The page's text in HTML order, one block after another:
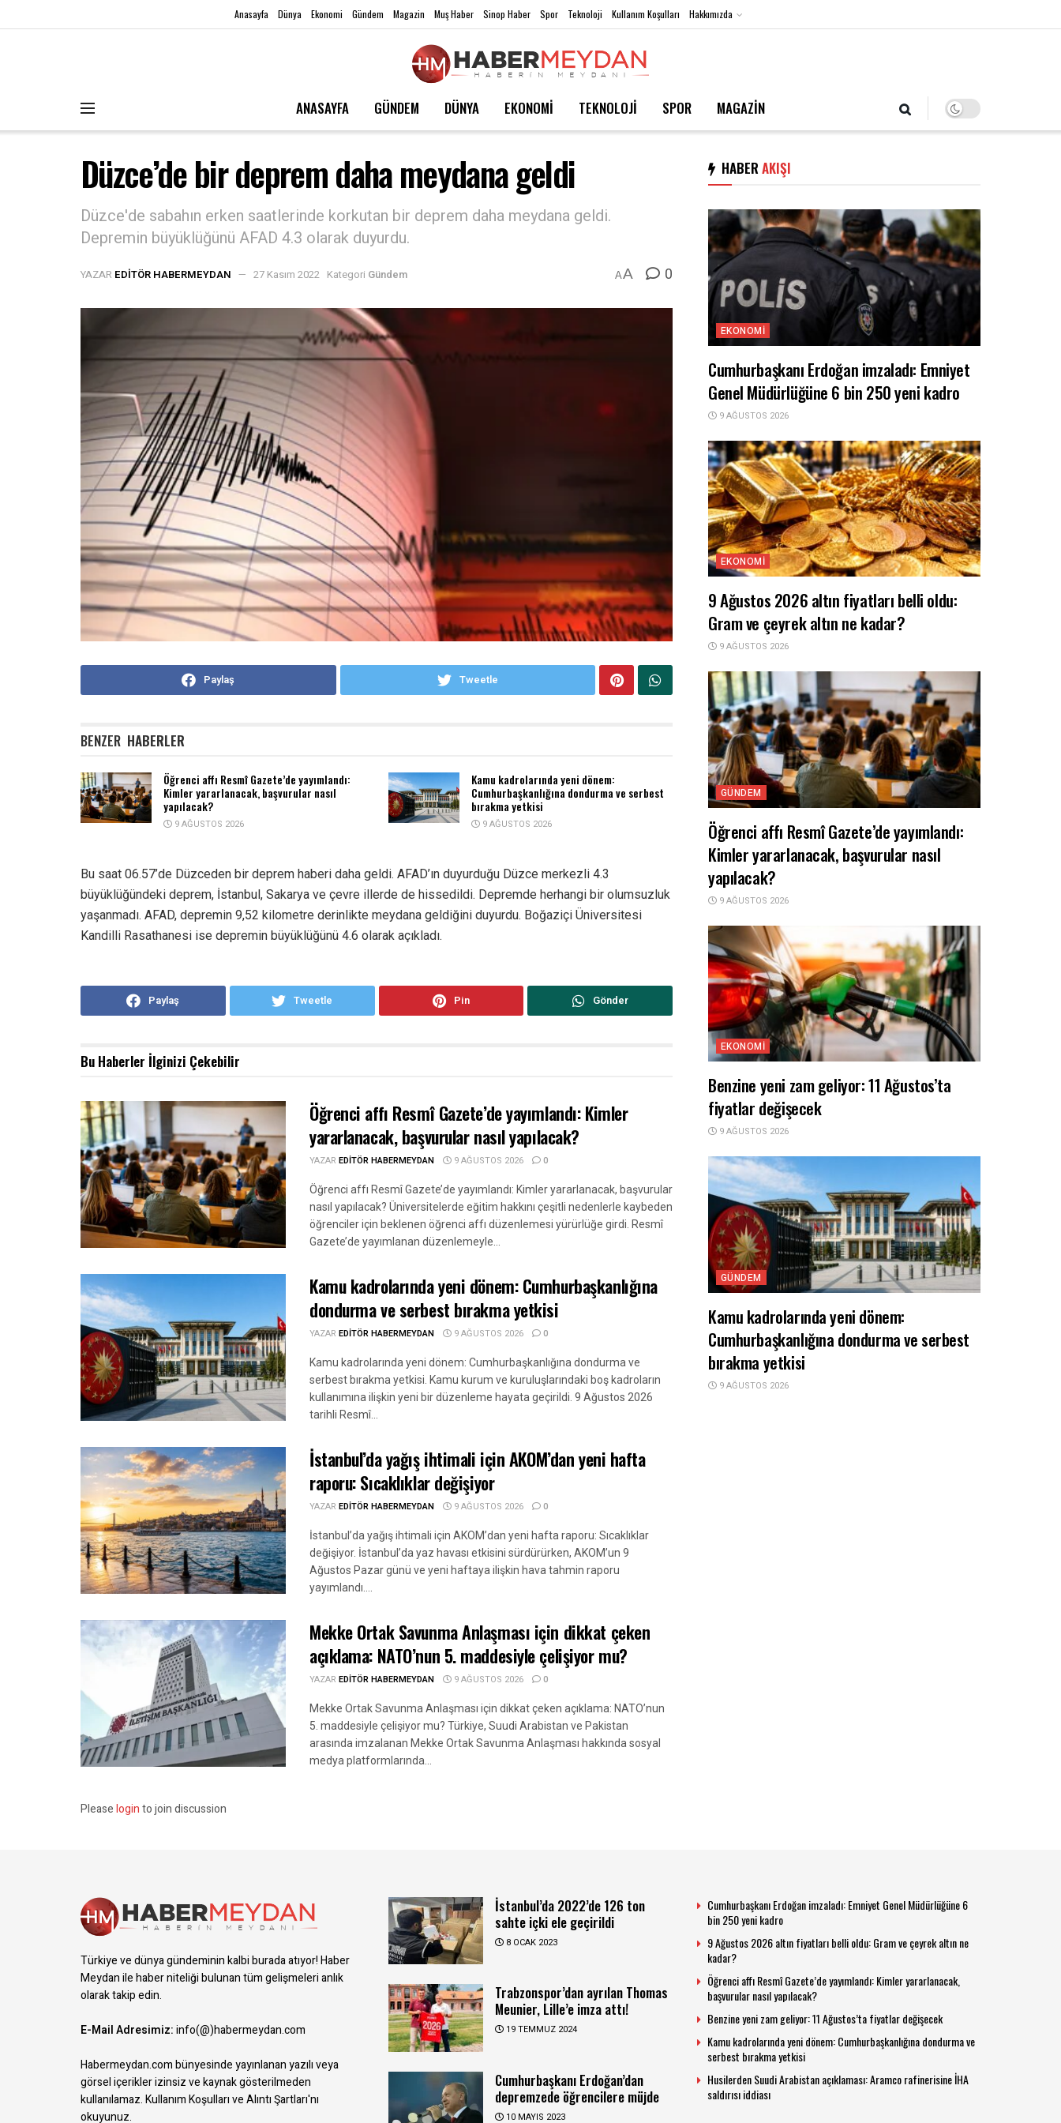
Anasayfa Dünya Ekonomi Gündem Magazin Muş Haber Sinop Haber Spor Teknoloji Kullanım Koşulları Hakkımızda
ANASAYFA GÜNDEM DÜNYA EKONOMİ TEKNOLOJİ SPOR MAGAZİN
Düzce’de bir deprem daha meydana geldi
Düzce'de sabahın erken saatlerinde korkutan bir deprem daha meydana geldi.
Depremin büyüklüğünü AFAD 4.3 olarak duyurdu.
YAZAR EDITÖR HABERMEYDAN 27 Kasım 2022 Kategori Gündem AA 0
Paylaş Tweetle
BENZER HABERLER
Öğrenci affı Resmî Gazete’de yayımlandı:
Kimler yararlanacak, başvurular nasıl
yapılacak?
9 AĞUSTOS 2026
Kamu kadrolarında yeni dönem:
Cumhurbaşkanlığına dondurma ve serbest
bırakma yetkisi
9 AĞUSTOS 2026
Bu saat 06.57’de Düzceden bir deprem haberi daha geldi. AFAD’ın duyurduğu Düzce merkezli 4.3
büyüklüğündeki deprem, İstanbul, Sakarya ve çevre illerde de hissedildi. Depremde herhangi bir olumsuzluk
yaşanmadı. AFAD, depremin 9,52 kilometre derinlikte meydana geldiğini duyurdu. Boğaziçi Üniversitesi
Kandilli Rasathanesi ise depremin büyüklüğünü 4.6 olarak açıkladı.
Paylaş Tweetle Pin Gönder
Bu Haberler İlginizi Çekebilir
Öğrenci affı Resmî Gazete’de yayımlandı: Kimler
yararlanacak, başvurular nasıl yapılacak?
YAZAR EDITÖR HABERMEYDAN 9 AĞUSTOS 2026 0
Öğrenci affı Resmî Gazete’de yayımlandı: Kimler yararlanacak, başvurular
nasıl yapılacak? Üniversitelerde eğitim hakkını çeşitli nedenlerle kaybeden
öğrenciler için beklenen öğrenci affı düzenlemesi yürürlüğe girdi. Resmî
Gazete’de yayımlanan düzenlemeyle...
Kamu kadrolarında yeni dönem: Cumhurbaşkanlığına
dondurma ve serbest bırakma yetkisi
YAZAR EDITÖR HABERMEYDAN 9 AĞUSTOS 2026 0
Kamu kadrolarında yeni dönem: Cumhurbaşkanlığına dondurma ve
serbest bırakma yetkisi. Kamu kurum ve kuruluşlarındaki boş kadroların
kullanımına ilişkin yeni bir düzenleme hayata geçirildi. 9 Ağustos 2026
tarihli Resmî...
İstanbul’da yağış ihtimali için AKOM’dan yeni hafta
raporu: Sıcaklıklar değişiyor
YAZAR EDITÖR HABERMEYDAN 9 AĞUSTOS 2026 0
İstanbul’da yağış ihtimali için AKOM’dan yeni hafta raporu: Sıcaklıklar
değişiyor. İstanbul’da yaz havası etkisini sürdürürken, AKOM’un 9
Ağustos Pazar günü ve yeni haftaya ilişkin hava tahmin raporu
yayımlandı....
Mekke Ortak Savunma Anlaşması için dikkat çeken
açıklama: NATO’nun 5. maddesiyle çelişiyor mu?
YAZAR EDITÖR HABERMEYDAN 9 AĞUSTOS 2026 0
Mekke Ortak Savunma Anlaşması için dikkat çeken açıklama: NATO’nun
5. maddesiyle çelişiyor mu? Türkiye, Suudi Arabistan ve Pakistan
arasında imzalanan Mekke Ortak Savunma Anlaşması hakkında sosyal
medya platformlarında...
Pleaseloginto join discussion
HABER AKIŞI
EKONOMI
Cumhurbaşkanı Erdoğan imzaladı: Emniyet
Genel Müdürlüğüne 6 bin 250 yeni kadro
9 AĞUSTOS 2026
EKONOMI
9 Ağustos 2026 altın fiyatları belli oldu:
Gram ve çeyrek altın ne kadar?
9 AĞUSTOS 2026
GÜNDEM
Öğrenci affı Resmî Gazete’de yayımlandı:
Kimler yararlanacak, başvurular nasıl
yapılacak?
9 AĞUSTOS 2026
EKONOMI
Benzine yeni zam geliyor: 11 Ağustos’ta
fiyatlar değişecek
9 AĞUSTOS 2026
GÜNDEM
Kamu kadrolarında yeni dönem:
Cumhurbaşkanlığına dondurma ve serbest
bırakma yetkisi
9 AĞUSTOS 2026
Türkiye ve dünya gündeminin kalbi burada atıyor! Haber
Meydan ile haber niteliği bulunan tüm gelişmeleri anlık
olarak takip edin.
E-Mail Adresimiz:info(@)habermeydan.com
Habermeydan.com bünyesinde yayınlanan yazılı veya
görsel içerikler izinsiz ve kaynak gösterilmeden
kullanılamaz.Kullanım Koşulları ve Alıntı Şartları'nı
okuyunuz.
İstanbul’da 2022’de 126 ton
sahte içki ele geçirildi
8 OCAK 2023
Trabzonspor’dan ayrılan Thomas
Meunier, Lille’e imza attı!
19 TEMMUZ 2024
Cumhurbaşkanı Erdoğan’dan
depremzede öğrencilere müjde
10 MAYIS 2023
Cumhurbaşkanı Erdoğan imzaladı: Emniyet Genel Müdürlüğüne 6
bin 250 yeni kadro
9 Ağustos 2026 altın fiyatları belli oldu: Gram ve çeyrek altın ne
kadar?
Öğrenci affı Resmî Gazete’de yayımlandı: Kimler yararlanacak,
başvurular nasıl yapılacak?
Benzine yeni zam geliyor: 11 Ağustos’ta fiyatlar değişecek
Kamu kadrolarında yeni dönem: Cumhurbaşkanlığına dondurma ve
serbest bırakma yetkisi
Husilerden Suudi Arabistan açıklaması: Aramco rafinerisine İHA
saldırısı iddiası